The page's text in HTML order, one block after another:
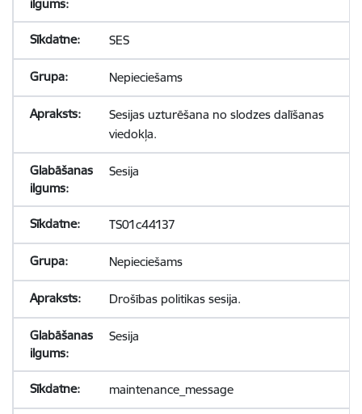
SES
Nepieciešams
Sesijas uzturēšana no slodzes dalīšanas
viedokļa.
Sesija
TS01c44137
Nepieciešams
Drošības politikas sesija.
Sesija
maintenance_message